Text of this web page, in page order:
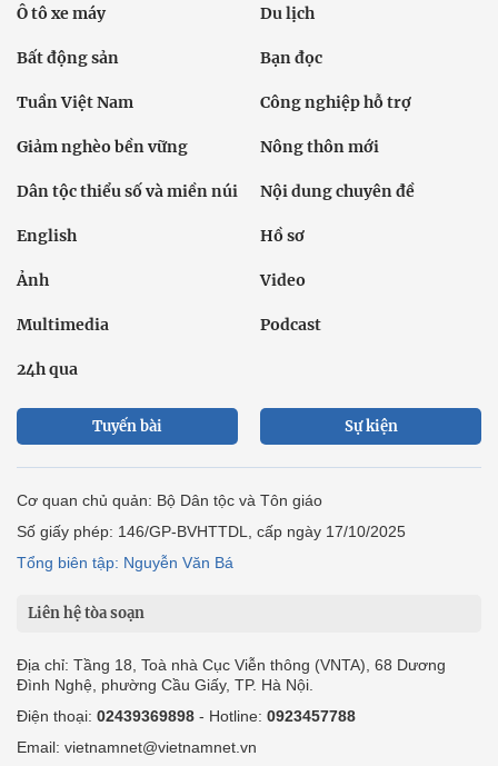
Ô tô xe máy Du lịch
Bất động sản Bạn đọc
Tuần Việt Nam Công nghiệp hỗ trợ
Giảm nghèo bền vững Nông thôn mới
Dân tộc thiểu số và miền núi Nội dung chuyên đề
English Hồ sơ
Ảnh Video
Multimedia Podcast
24h qua
Tuyến bài Sự kiện
Cơ quan chủ quản: Bộ Dân tộc và Tôn giáo
Số giấy phép: 146/GP-BVHTTDL, cấp ngày 17/10/2025
Tổng biên tập: Nguyễn Văn Bá
Liên hệ tòa soạn
Địa chỉ: Tầng 18, Toà nhà Cục Viễn thông (VNTA), 68 Dương
Đình Nghệ, phường Cầu Giấy, TP. Hà Nội.
Điện thoại: 02439369898 - Hotline: 0923457788
Email: vietnamnet@vietnamnet.vn